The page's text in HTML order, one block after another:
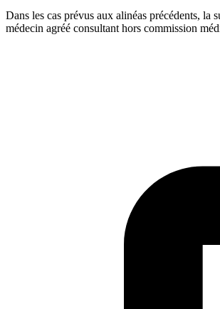
Dans les cas prévus aux alinéas précédents, la
médecin agréé consultant hors commission